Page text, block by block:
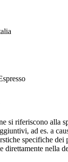
si riferiscono alla
ad es. a
specifiche dei
direttamente nella